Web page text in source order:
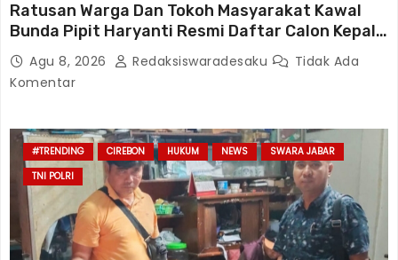
Ratusan Warga Dan Tokoh Masyarakat Kawal
Bunda Pipit Haryanti Resmi Daftar Calon Kepala
Desa Lambangsari Kecamatan Tambun Selatan
Agu 8, 2026 Redaksiswaradesaku
Tidak Ada
Komentar
#TRENDING CIREBON HUKUM NEWS
SWARA JABAR
TNI POLRI